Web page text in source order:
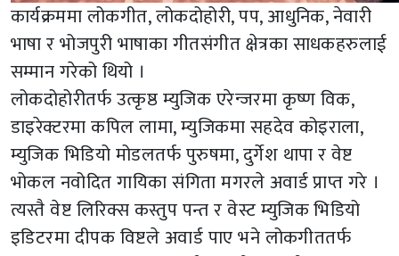
कार्यक्रममा लोकगीत, लोकदोहोरी, पप, आधुनिक, नेवारी
भाषा र भोजपुरी भाषाका गीतसंगीत क्षेत्रका साधकहरुलाई
सम्मान गरेको थियो ।
लोकदोहोरीतर्फ उत्कृष्ठ म्युजिक एरेन्जरमा कृष्ण विक,
डाइरेक्टरमा कपिल लामा, म्युजिकमा सहदेव कोइराला,
म्युजिक भिडियो मोडलतर्फ पुरुषमा, दुर्गेश थापा र वेष्ट
भोकल नवोदित गायिका संगिता मगरले अवार्ड प्राप्त गरे ।
त्यस्तै वेष्ट लिरिक्स कस्तुप पन्त र वेस्ट म्युजिक भिडियो
इडिटरमा दीपक विष्टले अवार्ड पाए भने लोकगीततर्फ